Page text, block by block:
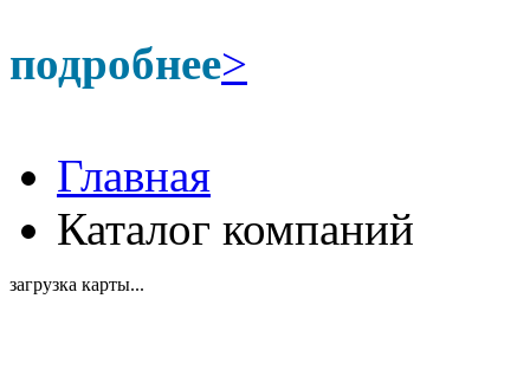
подробнее>
Главная
Каталог компаний
загрузка карты...